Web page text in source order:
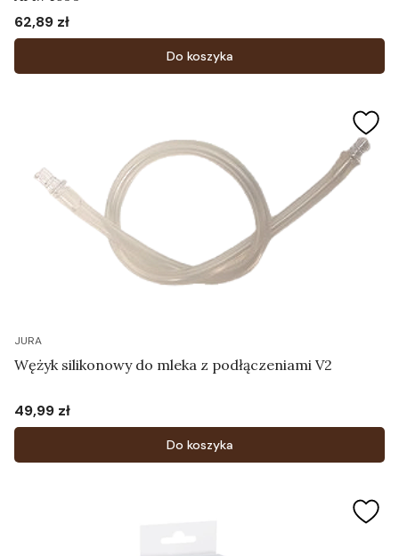
Cena
62,89 zł
Do koszyka
JURA
Wężyk silikonowy do mleka z podłączeniami V2
Cena
49,99 zł
Do koszyka